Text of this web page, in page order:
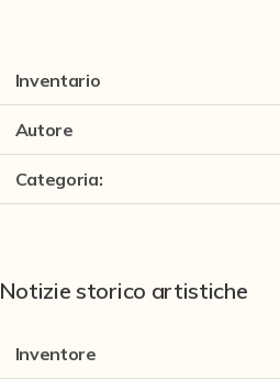
Inventario
Autore
Categoria:
Notizie storico artistiche
Inventore